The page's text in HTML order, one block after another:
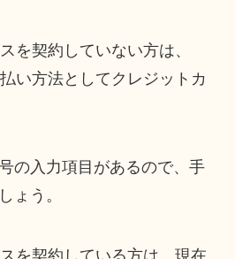
を契約していない方は、
い方法としてクレジットカ
の入力項目があるので、手
ょう。
を契約している方は、現在